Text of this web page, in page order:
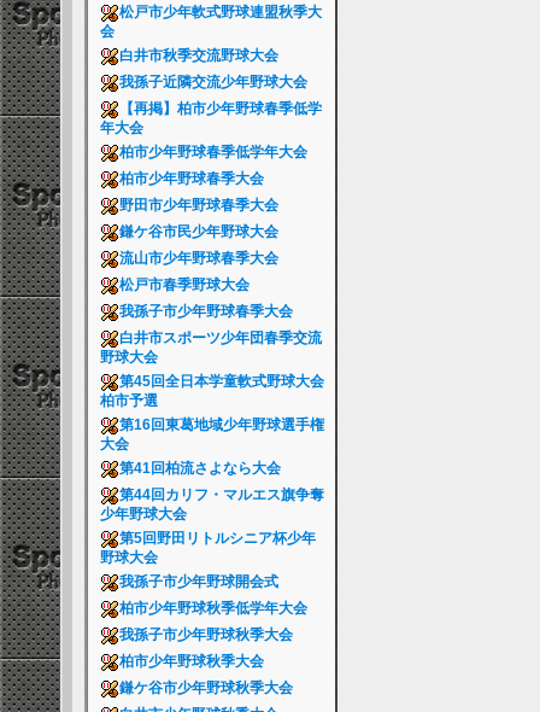
松戸市少年軟式野球連盟秋季大
会
白井市秋季交流野球大会
我孫子近隣交流少年野球大会
【再掲】柏市少年野球春季低学
年大会
柏市少年野球春季低学年大会
柏市少年野球春季大会
野田市少年野球春季大会
鎌ケ谷市民少年野球大会
流山市少年野球春季大会
松戸市春季野球大会
我孫子市少年野球春季大会
白井市スポーツ少年団春季交流
野球大会
第45回全日本学童軟式野球大会
柏市予選
第16回東葛地域少年野球選手権
大会
第41回柏流さよなら大会
第44回カリフ・マルエス旗争奪
少年野球大会
第5回野田リトルシニア杯少年
野球大会
我孫子市少年野球開会式
柏市少年野球秋季低学年大会
我孫子市少年野球秋季大会
柏市少年野球秋季大会
鎌ケ谷市少年野球秋季大会